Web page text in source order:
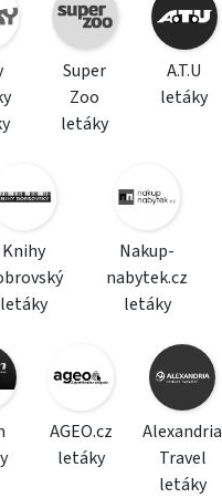
Super
Zoo
letáky
A.T.U
letáky
Knihy
letáky
Nakup-
nabytek.cz
letáky
AGEO.cz
letáky
Alexandria
Travel
letáky